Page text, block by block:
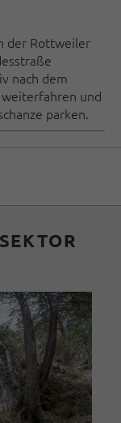
der Rottweiler
nach dem
und
parken.